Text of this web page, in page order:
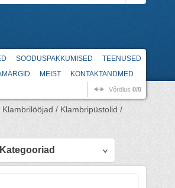
SOODUSPAKKUMISED
TEENUSED
MEIST KONTAKTANDMED
Võrdlus 0/0
Klambrilööjad / Klambripüstolid /
Kategooriad